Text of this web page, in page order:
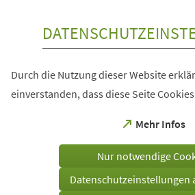
Durch die Nutzung dieser Website
einverstanden, dass diese Seite
Mehr Infos
(Öffnet
einem
Tab)
Nur notwendige
Datenschutzeinstellungen